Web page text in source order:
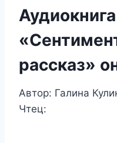
Аудиокнига
рассказ»
Автор: Галина
Чтец: